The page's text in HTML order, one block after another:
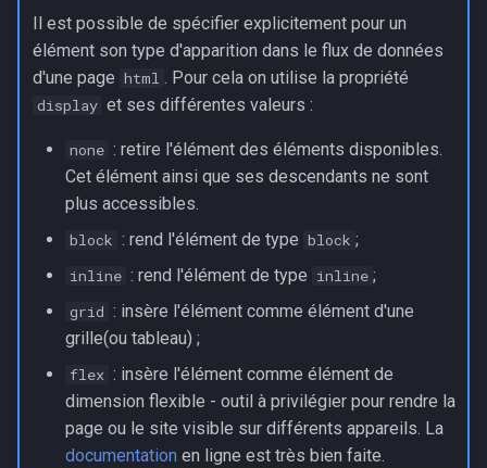
Il est possible de spécifier explicitement pour un
élément son type d'apparition dans le flux de données
d'une page html . Pour cela on utilise la propriété
display et ses différentes valeurs :
none : retire l'élément des éléments disponibles.
Cet élément ainsi que ses descendants ne sont
plus accessibles.
block : rend l'élément de type block ;
inline : rend l'élément de type inline ;
grid : insère l'élément comme élément d'une
grille(ou tableau) ;
flex : insère l'élément comme élément de
dimension flexible - outil à privilégier pour rendre la
page ou le site visible sur différents appareils. La
documentation en ligne est très bien faite.